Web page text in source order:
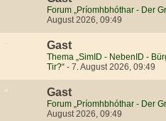
Forum „Príomhbhóthar - Der
August 2026, 09:49
Gast
Thema „SimID - NebenID -
Tir?“ - 7. August 2026, 09:49
Gast
Forum „Príomhbhóthar - Der
August 2026, 09:49